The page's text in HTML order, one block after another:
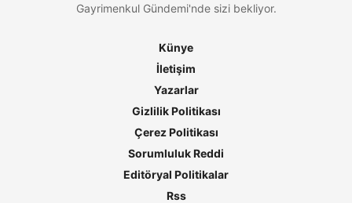
Gayrimenkul Gündemi'nde sizi bekliyor.
Künye
İletişim
Yazarlar
Gizlilik Politikası
Çerez Politikası
Sorumluluk Reddi
Editöryal Politikalar
Rss